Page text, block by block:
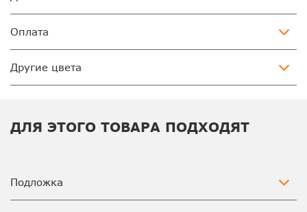
Оплата
Другие цвета
ДЛЯ ЭТОГО ТОВАРА ПОДХОДЯТ
Подложка